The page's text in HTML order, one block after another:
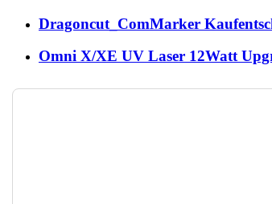
Dragoncut_ComMarker
Omni X/XE UV Laser 12Watt